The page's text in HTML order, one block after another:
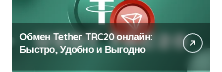
Обмен Tether TRC20 онлайн:
Быстро, Удобно и Выгодно